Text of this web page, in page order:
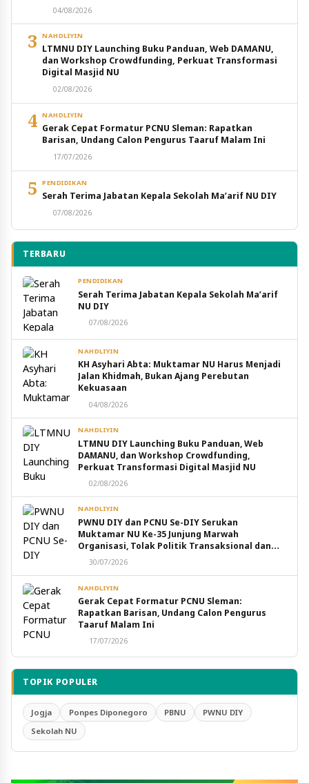
04/08/2026
3 NAHDLIYIN
LTMNU DIY Launching Buku Panduan, Web DAMANU,
dan Workshop Crowdfunding, Perkuat Transformasi
Digital Masjid NU
02/08/2026
4 NAHDLIYIN
Gerak Cepat Formatur PCNU Sleman: Rapatkan
Barisan, Undang Calon Pengurus Taaruf Malam Ini
17/07/2026
5 PENDIDIKAN
Serah Terima Jabatan Kepala Sekolah Ma’arif NU DIY
07/08/2026
TERBARU
PENDIDIKAN
Serah Terima Jabatan Kepala Sekolah Ma’arif
NU DIY
07/08/2026
NAHDLIYIN
KH Asyhari Abta: Muktamar NU Harus Menjadi
Jalan Khidmah, Bukan Ajang Perebutan
Kekuasaan
04/08/2026
NAHDLIYIN
LTMNU DIY Launching Buku Panduan, Web
DAMANU, dan Workshop Crowdfunding,
Perkuat Transformasi Digital Masjid NU
02/08/2026
NAHDLIYIN
PWNU DIY dan PCNU Se-DIY Serukan
Muktamar NU Ke-35 Junjung Marwah
Organisasi, Tolak Politik Transaksional dan
Intervensi Eksternal
30/07/2026
NAHDLIYIN
Gerak Cepat Formatur PCNU Sleman:
Rapatkan Barisan, Undang Calon Pengurus
Taaruf Malam Ini
17/07/2026
TOPIK POPULER
Jogja Ponpes Diponegoro PBNU
PWNU DIY
Sekolah NU